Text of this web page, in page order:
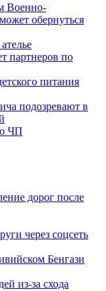
Военно-
обернуться
партнеров по
питания
подозревают в
ЧП
дорог после
через соцсеть
Бенгази
из-за схода